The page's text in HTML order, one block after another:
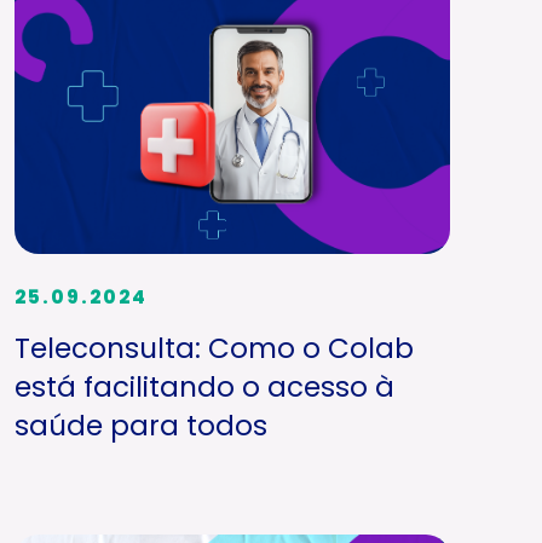
25.09.2024
Teleconsulta: Como o Colab
está facilitando o acesso à
saúde para todos